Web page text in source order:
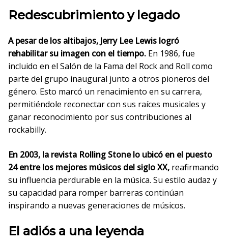
Redescubrimiento y legado
A pesar de los altibajos, Jerry Lee Lewis logró
rehabilitar su imagen con el tiempo. En 1986, fue
incluido en el Salón de la Fama del Rock and Roll como
parte del grupo inaugural junto a otros pioneros del
género. Esto marcó un renacimiento en su carrera,
permitiéndole reconectar con sus raíces musicales y
ganar reconocimiento por sus contribuciones al
rockabilly.
En 2003, la revista Rolling Stone lo ubicó en el puesto
24 entre los mejores músicos del siglo XX, reafirmando
su influencia perdurable en la música. Su estilo audaz y
su capacidad para romper barreras continúan
inspirando a nuevas generaciones de músicos.
El adiós a una leyenda